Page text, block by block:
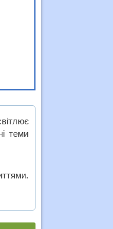
теми